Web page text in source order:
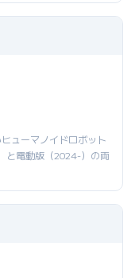
ューマノイドロボット
と電動版（2024-）の両